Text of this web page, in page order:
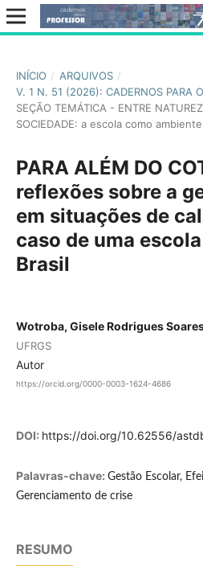
INÍCIO / ARQUIVOS /
V. 1 N. 51 (2026): CADERNOS PARA
SEÇÃO TEMÁTICA - ENTRE
SOCIEDADE: a escola como
PARA ALÉM DO
reflexões sobre a
em situações de
caso de uma
Brasil
Wotroba, Gisele Rodrigues
UFRGS
Autor
https://orcid.org/0000-0003-1624-4686
DOI: https://doi.org/10.62556/
Palavras-chave: Gestão Escolar,
Gerenciamento de crise
RESUMO